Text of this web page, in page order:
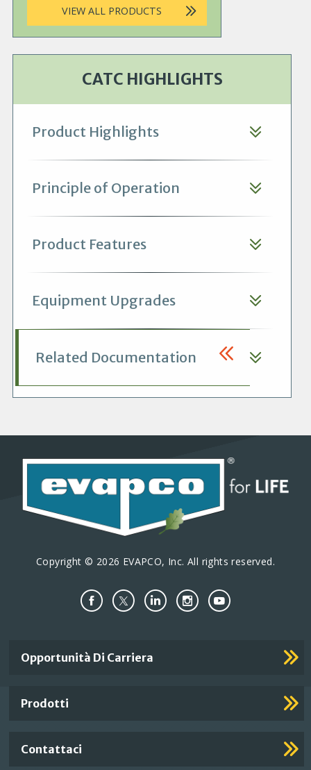
VIEW ALL PRODUCTS
CATC HIGHLIGHTS
Product Highlights
Principle of Operation
Product Features
Equipment Upgrades
Related Documentation
Copyright © 2026 EVAPCO, Inc. All rights reserved.
Important
Footer
Opportunità Di Carriera
Prodotti
Contattaci